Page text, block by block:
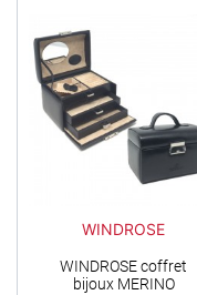
WINDROSE
WINDROSE coffret
bijoux MERINO